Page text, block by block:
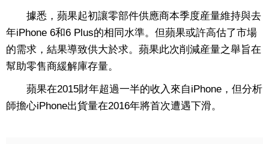
據悉，蘋果起初讓零部件供應商本季度産量維持與去
年iPhone 6和6 Plus的相同水準。但蘋果或許高估了市場
的需求，結果導致供大於求。蘋果此次削減産量之舉旨在
幫助零售商緩解庫存量。
蘋果在2015財年超過一半的收入來自iPhone，但分析
師擔心iPhone出貨量在2016年將首次遭遇下滑。